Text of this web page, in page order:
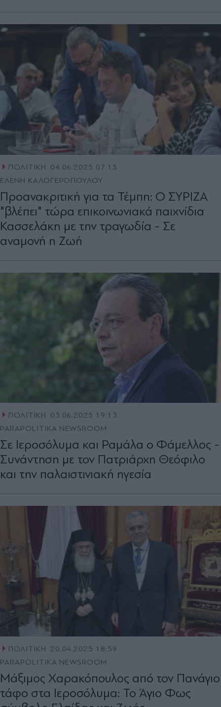
ΠΟΛΙΤΙΚΗ
04.06.2025 07:15
ΕΛΕΝΗ ΚΑΛΟΓΕΡΟΠΟΥΛΟΥ
Προανακριτική για τα Τέμπη: Ο ΣΥΡΙΖΑ
"βλέπει" τώρα επικοινωνιακά παιχνίδια
Κασσελάκη με την τραγωδία - Σε
αναμονή η Ζωή
ΠΟΛΙΤΙΚΗ
03.06.2025 19:13
PARAPOLITIKA NEWSROOM
Σε Ιεροσόλυμα και Ραμάλα ο Φάμελλος -
Συνάντηση με τον Πατριάρχη Θεόφιλο
και την παλαιστινιακή ηγεσία
ΠΟΛΙΤΙΚΗ
20.04.2025 18:59
PARAPOLITIKA NEWSROOM
Mάξιμος Χαρακόπουλος από τον Πανάγιο
τάφο στα Ιεροσόλυμα: Το Άγιο Φως